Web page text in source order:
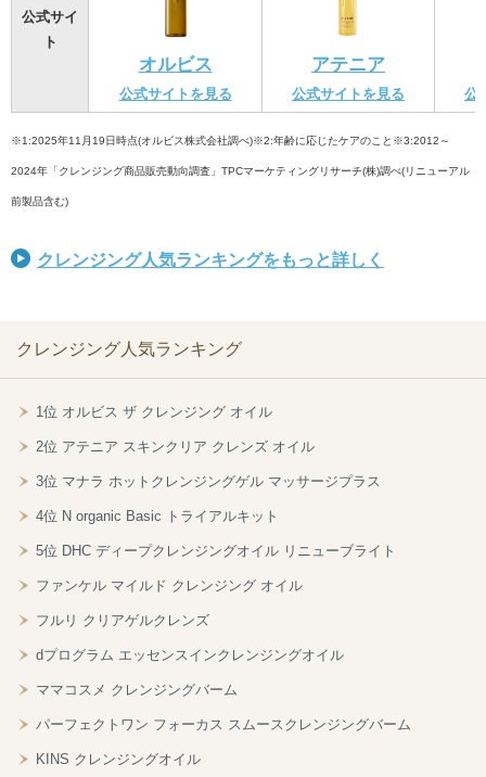
公式サイ
ト
オルビス
公式サイトを見る
アテニア
公式サイトを見る 公
※1:2025年11月19日時点(オルビス株式会社調べ)※2:年齢に応じたケアのこと※3:2012～
2024年「クレンジング商品販売動向調査」TPCマーケティングリサーチ(株)調べ(リニューアル
前製品含む)
クレンジング人気ランキングをもっと詳しく
クレンジング人気ランキング
1位 オルビス ザ クレンジング オイル
2位 アテニア スキンクリア クレンズ オイル
3位 マナラ ホットクレンジングゲル マッサージプラス
4位 N organic Basic トライアルキット
5位 DHC ディープクレンジングオイル リニューブライト
ファンケル マイルド クレンジング オイル
フルリ クリアゲルクレンズ
dプログラム エッセンスインクレンジングオイル
ママコスメ クレンジングバーム
パーフェクトワン フォーカス スムースクレンジングバーム
KINS クレンジングオイル